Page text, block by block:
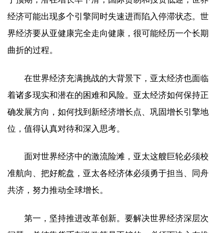
经济可能出现多个引擎同时失速进而陷入停滞状态。世
界经济要从亚健康完全走向健康，很可能经历一个长期
曲折的过程。
在世界经济充满挑战的大背景下，亚太经济也面临
着诸多现实和潜在的困难和风险。亚太经济如何保持正
确发展方向，如何找到新经济增长点、巩固增长引擎地
位，值得认真对待和深入思考。
面对世界经济中的激流险滩，亚太这艘巨轮必须校
准航向、把好舵盘，亚太各经济体必须勇于担当、同舟
共济，努力推动全球增长。
第一，坚持推进改革创新。要解决世界经济深层次